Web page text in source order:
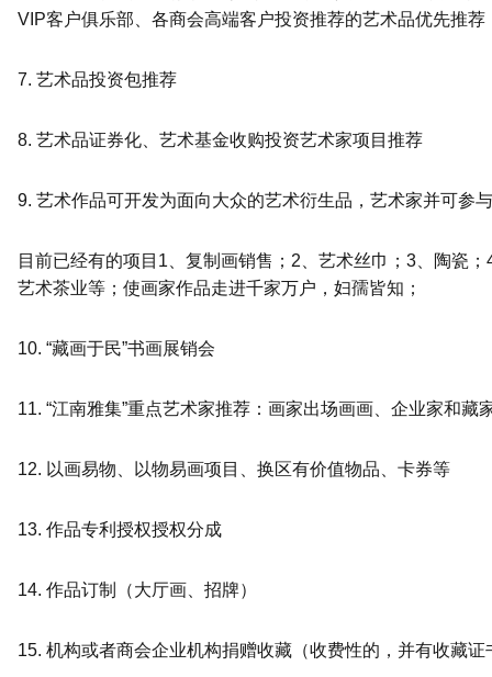
VIP客户俱乐部、各商会高端客户投资推荐的艺术品优先推荐
7. 艺术品投资包推荐
8. 艺术品证券化、艺术基金收购投资艺术家项目推荐
9. 艺术作品可开发为面向大众的艺术衍生品，艺术家并可参
目前已经有的项目1、复制画销售；2、艺术丝巾；3、陶瓷
艺术茶业等；使画家作品走进千家万户，妇孺皆知；
10. “藏画于民”书画展销会
11. “江南雅集”重点艺术家推荐：画家出场画画、企业家和藏
12. 以画易物、以物易画项目、换区有价值物品、卡券等
13. 作品专利授权授权分成
14. 作品订制（大厅画、招牌）
15. 机构或者商会企业机构捐赠收藏（收费性的，并有收藏证